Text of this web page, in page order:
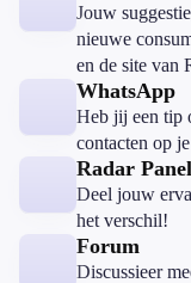
Jouw
nieuwe
en de site van
WhatsApp
Heb jij een tip
contacten op
Radar Panel
Deel jouw
het verschil!
Forum
Discussieer